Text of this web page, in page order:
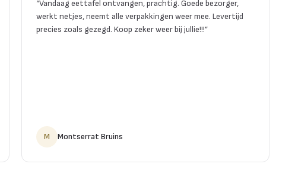
“Vandaag eettafel ontvangen, prachtig. Goede bezorger,
werkt netjes, neemt alle verpakkingen weer mee. Levertijd
precies zoals gezegd. Koop zeker weer bij jullie!!!”
M Montserrat Bruins